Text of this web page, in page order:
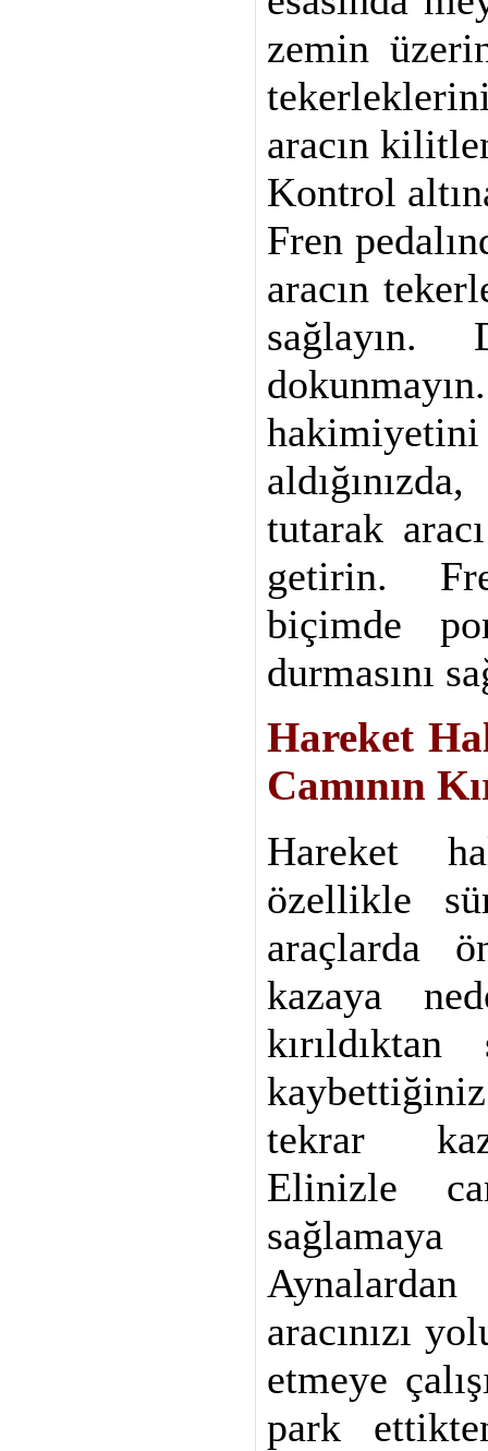
zemin
aracın
Kontrol
Fren
aracın
sağlayın.
tutarak
getirin.
biçimde
durmasını
Hareket
Camının
Hareket
özellikle
araçlarda
kazaya
tekrar
Elinizle
aracınızı
etmeye
park